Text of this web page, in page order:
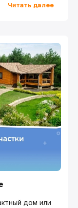
Читать далее
дом или